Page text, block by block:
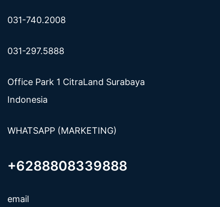
031-740.2008
031-297.5888
Office Park 1 CitraLand Surabaya
Indonesia
WHATSAPP (MARKETING)
+6288808339888
email